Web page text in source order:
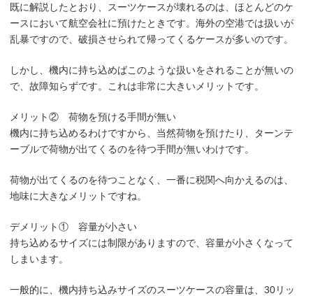
既に解説したとおり、スーツケースが壊れるのは、ほとんどのケ
ースにおいて航空会社に預けたときです。海外の空港では扱いが
乱暴ですので、破損させられて帰ってくるケースが多いのです。
しかし、機内に持ち込めばこのような扱いをされることが無いの
で、故障知らずです。これは非常に大きいメリットです。
メリット② 荷物を預ける手間が無い
機内に持ち込めるわけですから、当然荷物を預けたり、ターンテ
ーブルで荷物が出てくるのを待つ手間が無いわけです。
荷物が出てくるのを待つことなく、一番に税関へ向かえるのは、
地味に大きなメリットですね。
デメリット① 容量が小さい
持ち込めるサイズには制限がありますので、容量が小さくなって
しまいます。
一般的に、機内持ち込みサイズのスーツケースの容量は、30リッ